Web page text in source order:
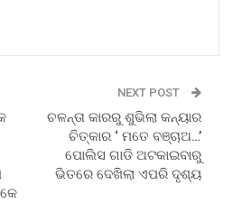
NEXT POST
ଚଳନ୍ତା କାରରୁ ଶୁଭିଲା କନ୍ୟାର
ଚିତ୍କାର ‘ ମତେ ବଞ୍ଚାଅ…’
ପୋଲିସ ଗାଡି ଅଟକାଇବାରୁ
ଭିତରେ ଦେଖିଲା ଏପରି ଦୃଶ୍ୟ